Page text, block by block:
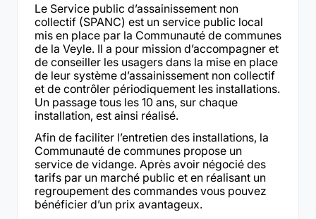
Le Service public d’assainissement non
collectif (SPANC) est un service public local
mis en place par la Communauté de communes
de la Veyle. Il a pour mission d’accompagner et
de conseiller les usagers dans la mise en place
de leur système d’assainissement non collectif
et de contrôler périodiquement les installations.
Un passage tous les 10 ans, sur chaque
installation, est ainsi réalisé.
Afin de faciliter l’entretien des installations, la
Communauté de communes propose un
service de vidange. Après avoir négocié des
tarifs par un marché public et en réalisant un
regroupement des commandes vous pouvez
bénéficier d’un prix avantageux.